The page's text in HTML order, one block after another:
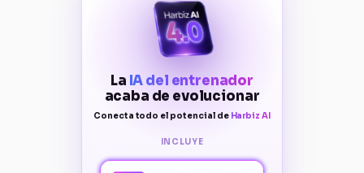
La IA del entrenador
acaba de evolucionar
Conecta todo el potencial de Harbiz AI
INCLUYE